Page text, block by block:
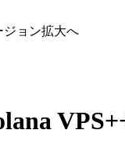
ジョン拡大へ